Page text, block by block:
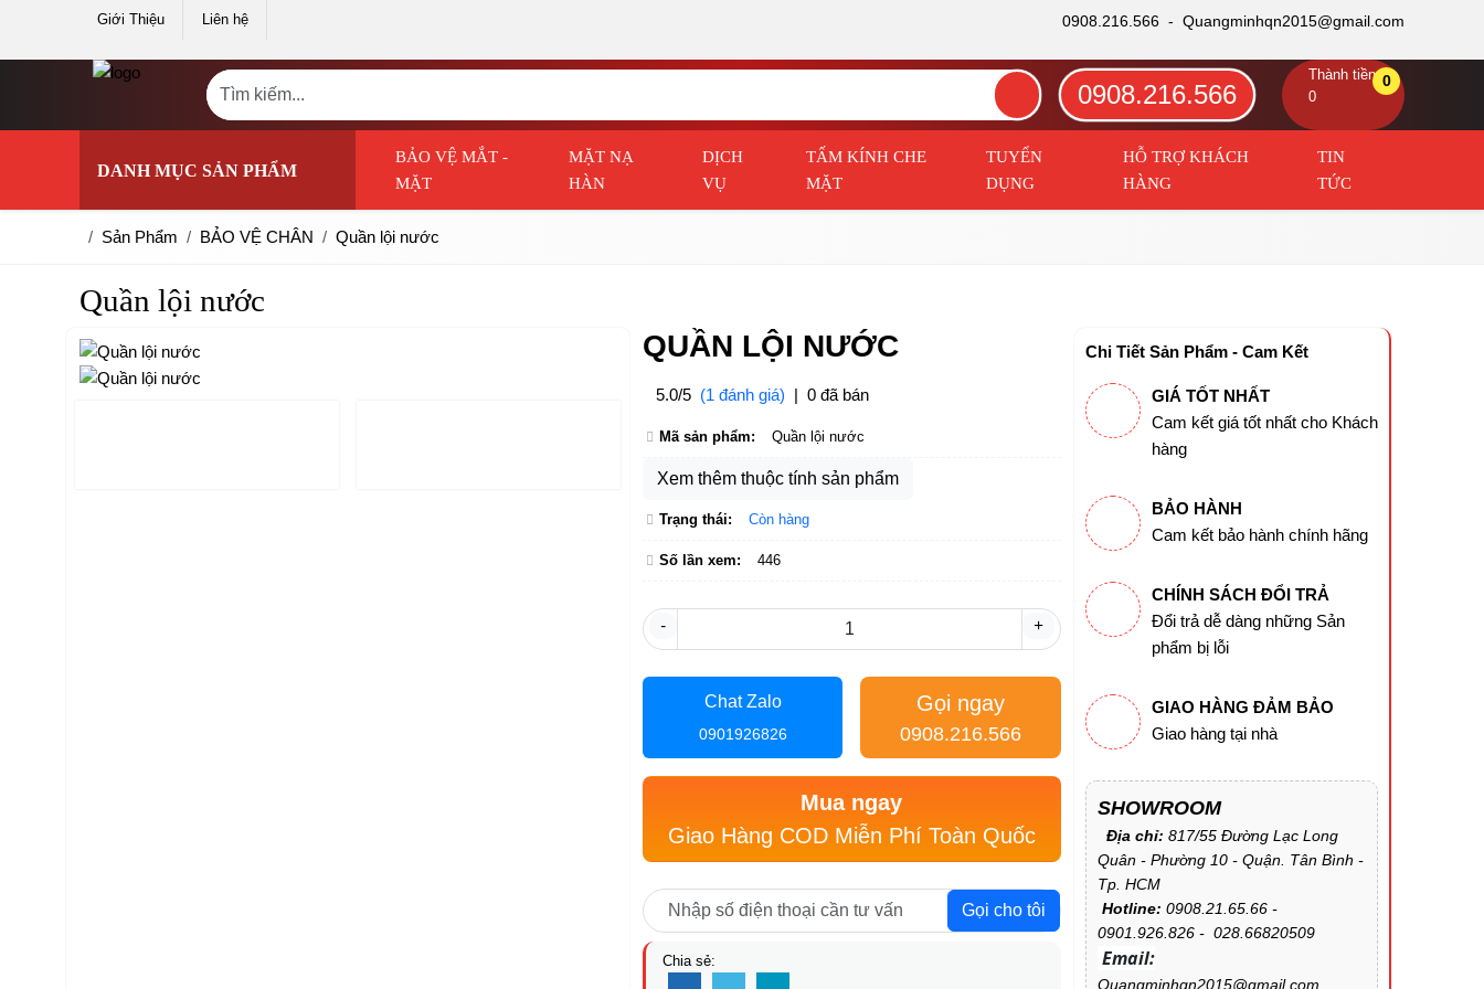
Giới Thiệu Liên hệ 0908.216.566 - Quangminhqn2015@gmail.com
0908.216.566
Thành tiền
0
0
DANH MỤC SẢN PHẨM
BẢO VỆ MẮT -
MẶT
MẶT NẠ
HÀN
DỊCH
VỤ
TẤM KÍNH CHE
MẶT
TUYỂN
DỤNG
HỖ TRỢ KHÁCH
HÀNG
TIN
TỨC
Sản Phẩm BẢO VỆ CHÂN Quần lội nước
Quần lội nước
QUẦN LỘI NƯỚC
5.0/5 (1 đánh giá) | 0 đã bán
Mã sản phẩm: Quần lội nước
Xem thêm thuộc tính sản phẩm
Trạng thái: Còn hàng
Số lần xem: 446
- +
Chat Zalo
0901926826
Gọi ngay
0908.216.566
Mua ngay
Giao Hàng COD Miễn Phí Toàn Quốc
Gọi cho tôi
Chia sẻ:
Chi Tiết Sản Phẩm - Cam Kết
GIÁ TỐT NHẤT
Cam kết giá tốt nhất cho Khách
hàng
BẢO HÀNH
Cam kết bảo hành chính hãng
CHÍNH SÁCH ĐỔI TRẢ
Đổi trả dễ dàng những Sản
phẩm bị lỗi
GIAO HÀNG ĐẢM BẢO
Giao hàng tại nhà
SHOWROOM
Địa chỉ: 817/55 Đường Lạc Long
Quân - Phường 10 - Quận. Tân Bình -
Tp. HCM
Hotline: 0908.21.65.66 -
0901.926.826 - 028.66820509
Email:
Quangminhqn2015@gmail.com